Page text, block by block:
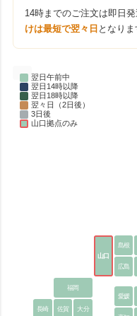
14時までのご注文は即日
けは最短で翌々日 となりま
翌日午前中
翌日14時以降
翌日18時以降
翌々日（2日後）
3日後
山口拠点のみ
山口
島根
広島
愛媛
福岡
佐賀 大分
長崎